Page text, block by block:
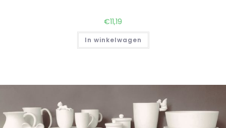
€11,19
In winkelwagen